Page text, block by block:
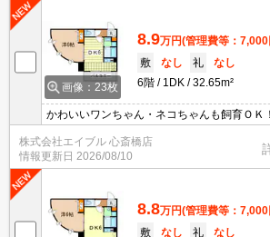
画像：23枚
8.9万円(管理費等：7,000
敷
なし 礼
なし
6階
1DK 32.65m²
かわいいワンちゃん・ネコちゃんも飼育ＯＫ
株式会社エイブル 心斎橋店
情報更新日 2026/08/10
8.8万円(管理費等：7,000
敷
なし 礼 なし